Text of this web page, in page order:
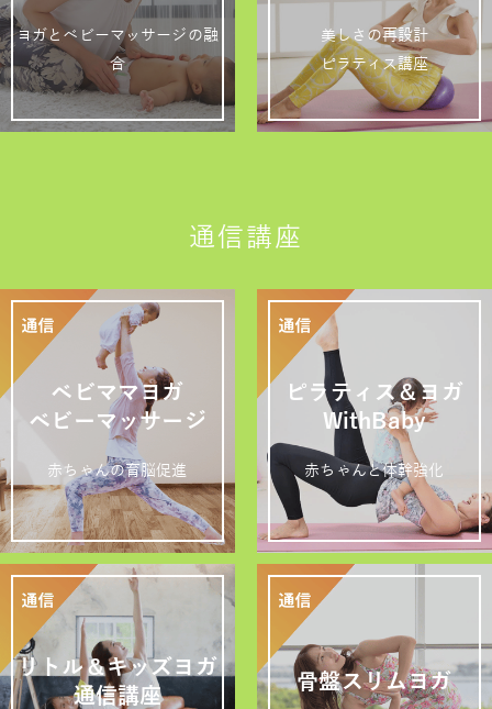
ヨガとベビーマッサージの融
合
美しさの再設計
ピラティス講座
通信講座
ベビママヨガ
ベビーマッサージ
赤ちゃんの育脳促進
ピラティス＆ヨガ
WithBaby
赤ちゃんと体幹強化
リトル＆キッズヨガ
通信講座
骨盤スリムヨガ